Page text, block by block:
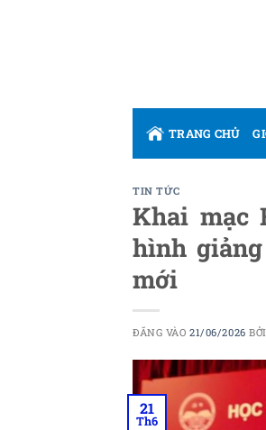
TRANG CHỦ
TIN TỨC
Khai mạc
hình
mới
ĐĂNG VÀO21/06/2026
21
Th6